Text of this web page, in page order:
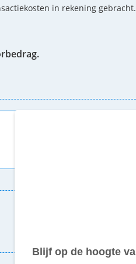
in rekening gebracht.